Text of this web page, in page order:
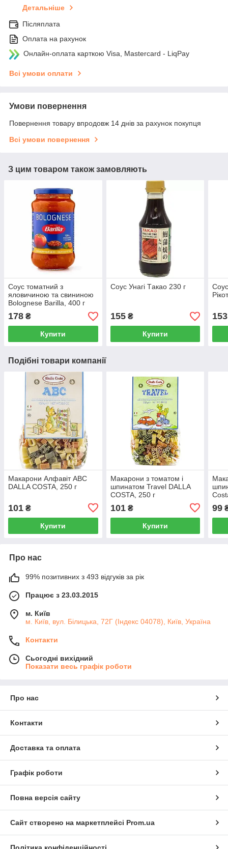
Детальніше
Післяплата
Оплата на рахунок
Онлайн-оплата карткою Visa, Mastercard - LiqPay
Всі умови оплати
Умови повернення
Повернення товару впродовж 14 днів за рахунок покупця
Всі умови повернення
З цим товаром також замовляють
Соус томатний з
яловичиною та свининою
Bolognese Barilla, 400 г
178 ₴
Купити
Соус Унагі Tакао 230 г
155₴
Купити
153
Подібні товари компанії
Макарони Алфавіт ABC
DALLA COSTA, 250 г
101 ₴
Купити
Макарони з томатом і
шпинатом Travel DALLA
COSTA, 250 г
101₴
Купити
99
Про нас
99% позитивних з 493 відгуків за рік
Працює з 23.03.2015
м. Київ
м. Київ, вул. Білицька, 72Г (Індекс 04078), Київ, Україна
Контакти
Сьогодні вихідний
Показати весь графік роботи
Про нас
Контакти
Доставка та оплата
Графік роботи
Повна версія сайту
Сайт створено на маркетплейсі Prom.ua